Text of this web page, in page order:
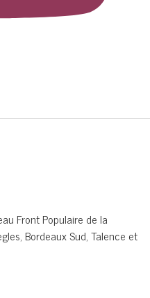
Front Populaire de la
Bordeaux Sud, Talence et